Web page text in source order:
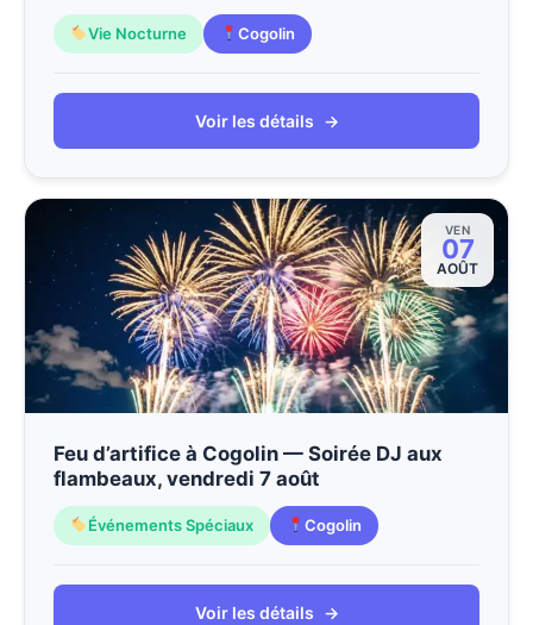
Vie Nocturne Cogolin
Voir les détails →
VEN
07
AOÛT
Feu d’artifice à Cogolin — Soirée DJ aux
flambeaux, vendredi 7 août
Événements Spéciaux Cogolin
Voir les détails →